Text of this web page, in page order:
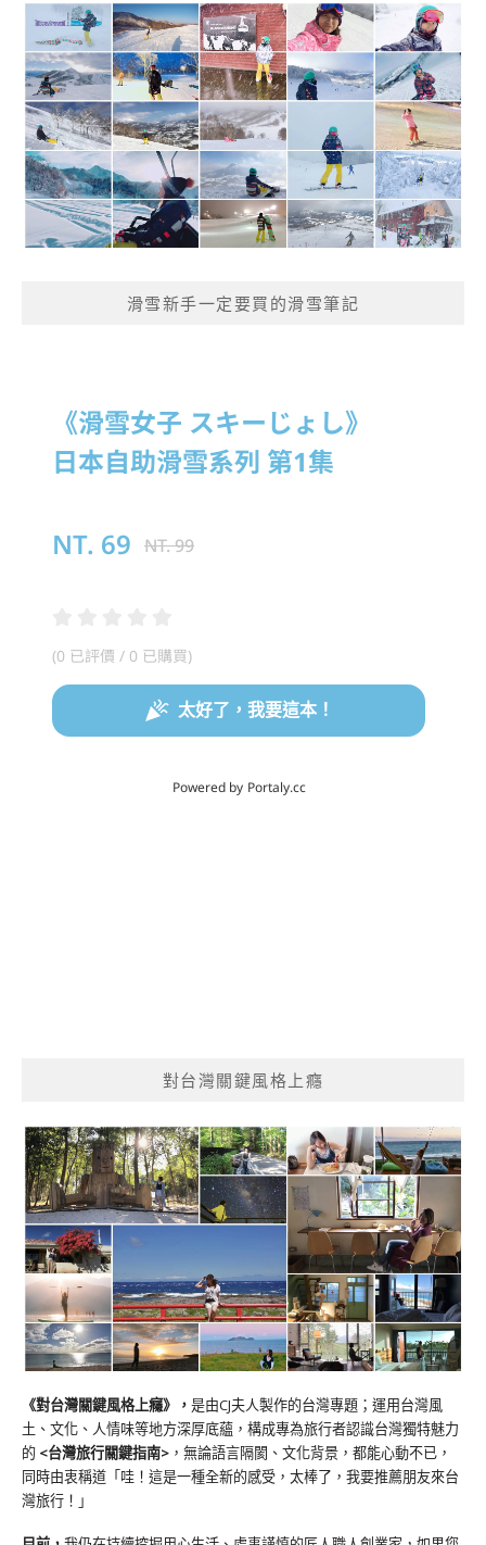
滑雪新手一定要買的滑雪筆記
對台灣關鍵風格上癮
《對台灣關鍵風格上癮》 ， 是由CJ夫人製作的台灣專題；運用台灣風
土、文化、人情味等地方深厚底蘊，構成專為旅行者認識台灣獨特魅力
的 <台灣旅行關鍵指南> ，無論語言隔閡、文化背景，都能心動不已，
同時由衷稱道「哇！這是一種全新的感受，太棒了，我要推薦朋友來台
灣旅行！」